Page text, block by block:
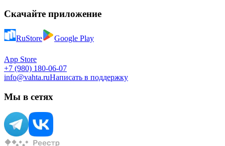
Скачайте приложение
RuStore Google Play
App Store
+7 (980) 180-06-07
info@vahta.ruНаписать в поддержку
Мы в сетях